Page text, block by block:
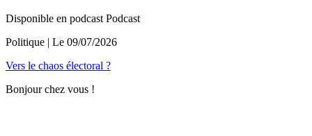
Disponible en podcast Podcast
Politique | Le 09/07/2026
Vers le chaos électoral ?
Bonjour chez vous !